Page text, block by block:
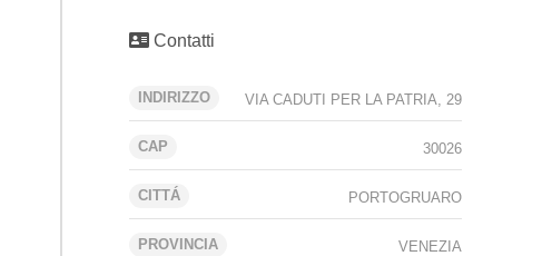
Contatti
INDIRIZZO VIA CADUTI PER LA PATRIA, 29
CAP 30026
CITTÁ PORTOGRUARO
PROVINCIA VENEZIA